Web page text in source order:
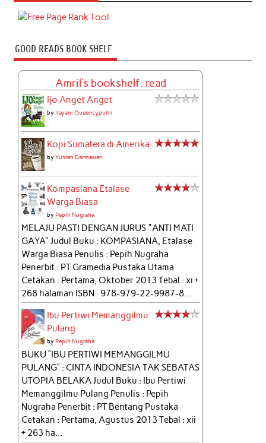
GOOD READS BOOK SHELF
Amril's bookshelf: read
Ijo Anget Anget
byIrayani Queencyputri
Kopi Sumatera di Amerika
byYusran Darmawan
Kompasiana Etalase
Warga Biasa
byPepih Nugraha
MELAJU PASTI DENGAN JURUS "ANTI MATI
GAYA" Judul Buku : KOMPASIANA, Etalase
Warga Biasa Penulis : Pepih Nugraha
Penerbit : PT Gramedia Pustaka Utama
Cetakan : Pertama, Oktober 2013 Tebal : xi +
268 halaman ISBN : 978-979-22-9987-8...
Ibu Pertiwi Memanggilmu
Pulang
byPepih Nugraha
BUKU “IBU PERTIWI MEMANGGILMU
PULANG” : CINTA INDONESIA TAK SEBATAS
UTOPIA BELAKA Judul Buku : Ibu Pertiwi
Memanggilmu Pulang Penulis : Pepih
Nugraha Penerbit : PT Bentang Pustaka
Cetakan : Pertama, Agustus 2013 Tebal : xii
+ 263 ha...